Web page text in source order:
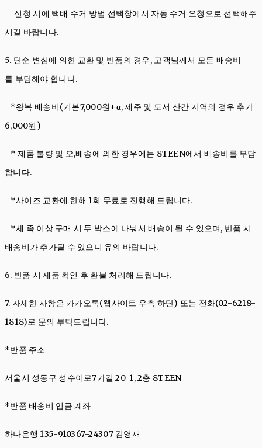
신청 시에 택배 수거 방법 선택창에서 자동 수거 요청으로 선택해주
시길 바랍니다.
5. 단순 변심에 의한 교환 및 반품의 경우, 고객님께서 모든 배송비
를 부담해야 합니다.
*왕복 배송비(기본7,000원+α, 제주 및 도서 산간 지역의 경우 추가
6,000원)
* 제품 불량 및 오,배송에 의한 경우에는 8TEEN에서 배송비를 부담
합니다.
*사이즈 교환에 한해 1회 무료로 진행해 드립니다.
*세 족 이상 구매 시 두 박스에 나눠서 배송이 될 수 있으며, 반품 시
배송비가 추가될 수 있으니 유의 바랍니다.
6. 반품 시 제품 확인 후 환불 처리해 드립니다.
7. 자세한 사항은 카카오톡(웹사이트 우측 하단) 또는 전화(02-6218-
1818)로 문의 부탁드립니다.
*반품 주소
서울시 성동구 성수이로7가길 20-1, 2층 8TEEN
*반품 배송비 입금 계좌
하나은행 135-910367-24307 김영재